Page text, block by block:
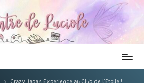
Crazy Japan Experience au Club de l’Etoile !